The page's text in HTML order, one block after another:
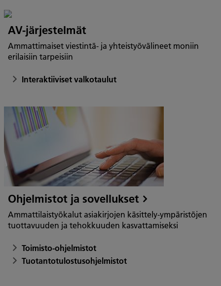
AV-järjestelmät
Ammattimaiset viestintä- ja yhteistyövälineet moniin
erilaisiin tarpeisiin
Interaktiiviset valkotaulut
Ohjelmistot ja sovellukset
Ammattilaistyökalut asiakirjojen käsittely-ympäristöjen
tuottavuuden ja tehokkuuden kasvattamiseksi
Toimisto-ohjelmistot
Tuotantotulostusohjelmistot